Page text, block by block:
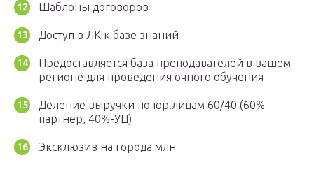
Шаблоны договоров
Доступ в ЛК к базе знаний
Предоставляется база преподавателей в вашем
регионе для проведения очного обучения
Деление выручки по юр.лицам 60/40 (60%-
партнер, 40%-УЦ)
Эксклюзив на города млн